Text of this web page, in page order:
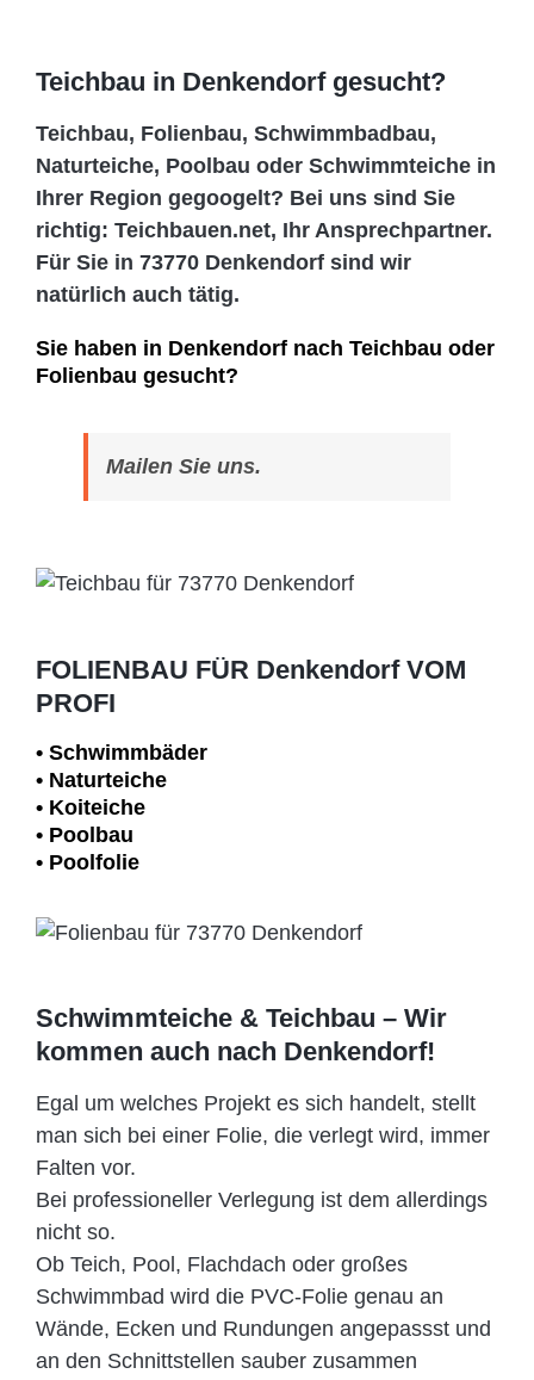
Teichbau in Denkendorf gesucht?
Teichbau, Folienbau, Schwimmbadbau,
Naturteiche, Poolbau oder Schwimmteiche in
Ihrer Region gegoogelt? Bei uns sind Sie
richtig: Teichbauen.net, Ihr Ansprechpartner.
Für Sie in 73770 Denkendorf sind wir
natürlich auch tätig.
Sie haben in Denkendorf nach Teichbau oder
Folienbau gesucht?
Mailen Sie uns.
FOLIENBAU FÜR Denkendorf VOM
PROFI
• Schwimm­bäder
• Naturteiche
• Koiteiche
• Poolbau
• Poolfolie
Schwimmteiche & Teichbau – Wir
kommen auch nach Denkendorf!
Egal um welches Projekt es sich handelt, stellt
man sich bei einer Folie, die verlegt wird, immer
Falten vor.
Bei professioneller Verlegung ist dem allerdings
nicht so.
Ob Teich, Pool, Flachdach oder großes
Schwimmbad wird die PVC-Folie genau an
Wände, Ecken und Rundungen angepassst und
an den Schnittstellen sauber zusammen